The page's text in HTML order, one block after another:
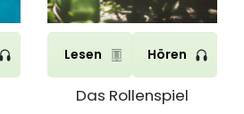
Lesen Hören
Das Rollenspiel